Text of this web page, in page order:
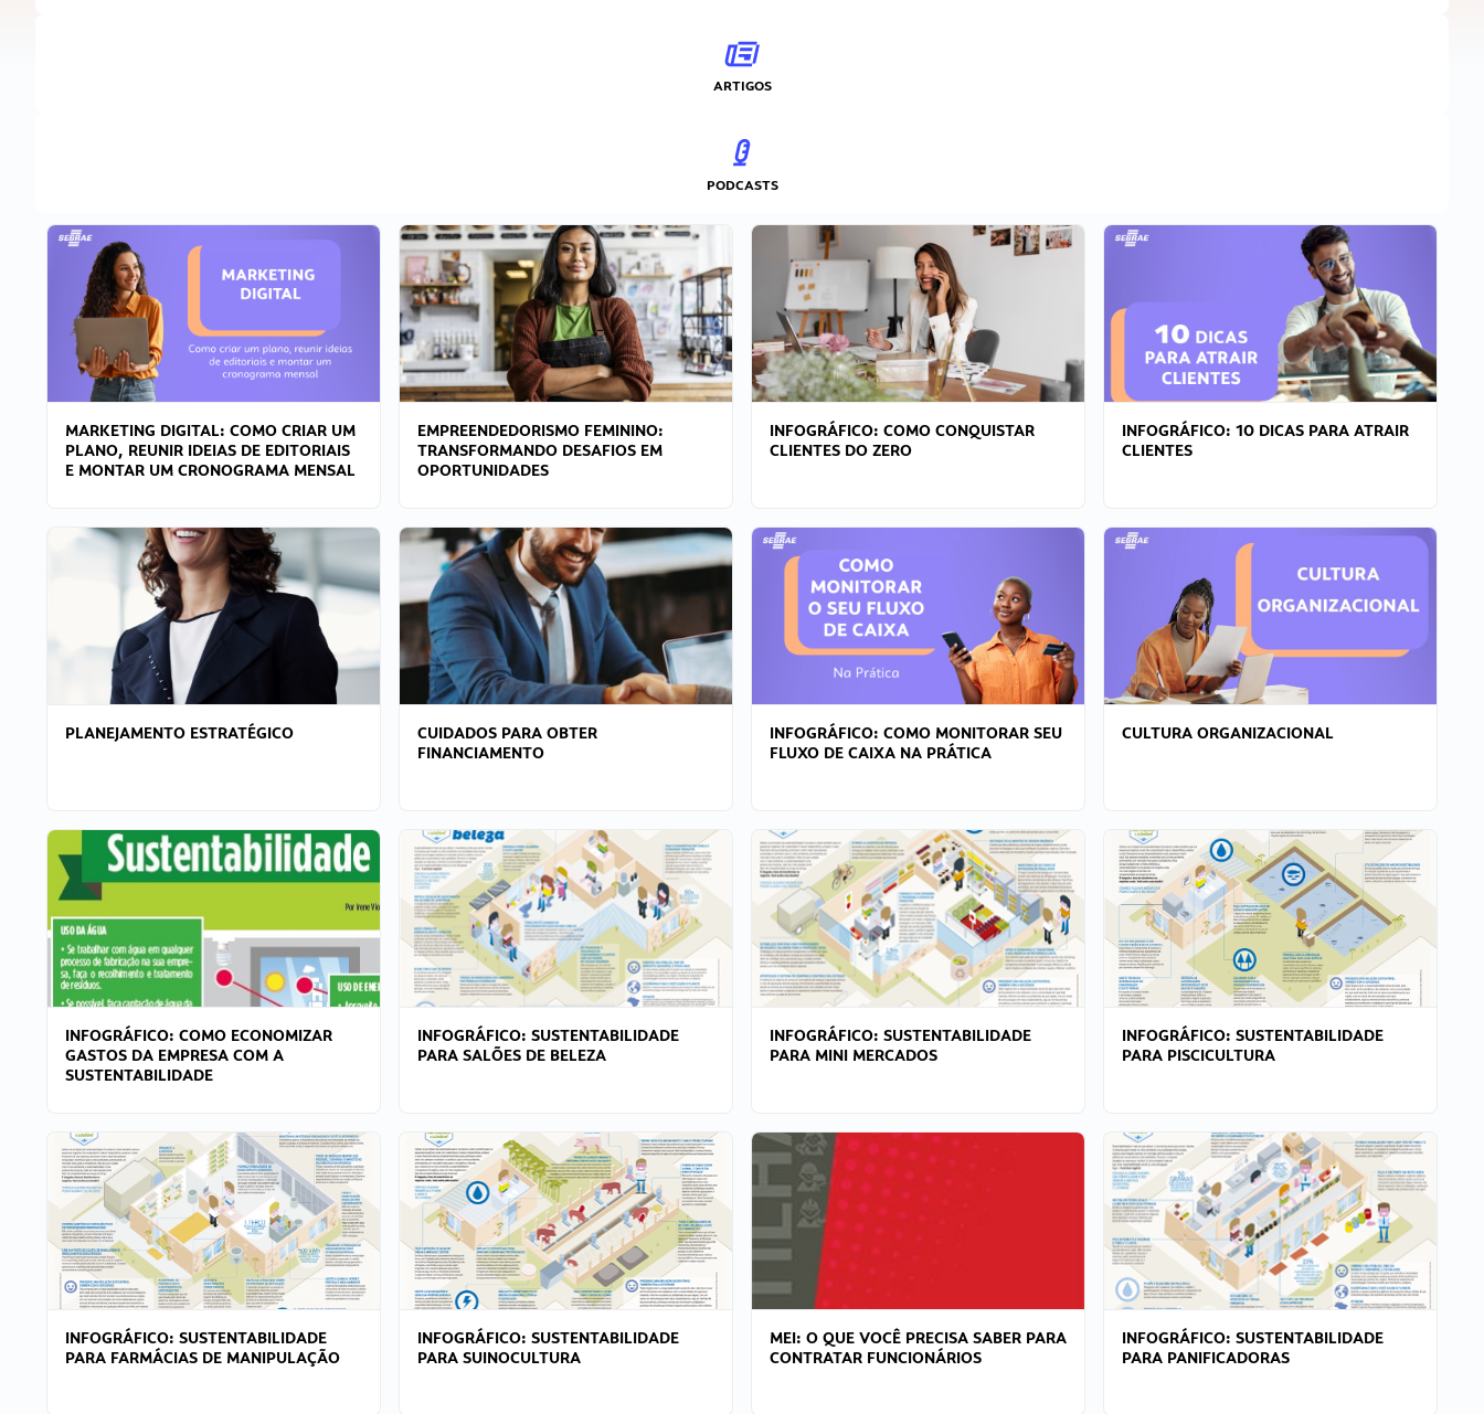
ARTIGOS
PODCASTS
MARKETING DIGITAL: COMO CRIAR UM
PLANO, REUNIR IDEIAS DE EDITORIAIS
E MONTAR UM CRONOGRAMA MENSAL
EMPREENDEDORISMO FEMININO:
TRANSFORMANDO DESAFIOS EM
OPORTUNIDADES
INFOGRÁFICO: COMO CONQUISTAR
CLIENTES DO ZERO
INFOGRÁFICO: 10 DICAS PARA ATRAIR
CLIENTES
PLANEJAMENTO ESTRATÉGICO
CUIDADOS PARA OBTER
FINANCIAMENTO
INFOGRÁFICO: COMO MONITORAR SEU
FLUXO DE CAIXA NA PRÁTICA
CULTURA ORGANIZACIONAL
INFOGRÁFICO: COMO ECONOMIZAR
GASTOS DA EMPRESA COM A
SUSTENTABILIDADE
INFOGRÁFICO: SUSTENTABILIDADE
PARA SALÕES DE BELEZA
INFOGRÁFICO: SUSTENTABILIDADE
PARA MINI MERCADOS
INFOGRÁFICO: SUSTENTABILIDADE
PARA PISCICULTURA
INFOGRÁFICO: SUSTENTABILIDADE
PARA FARMÁCIAS DE MANIPULAÇÃO
INFOGRÁFICO: SUSTENTABILIDADE
PARA SUINOCULTURA
MEI: O QUE VOCÊ PRECISA SABER PARA
CONTRATAR FUNCIONÁRIOS
INFOGRÁFICO: SUSTENTABILIDADE
PARA PANIFICADORAS